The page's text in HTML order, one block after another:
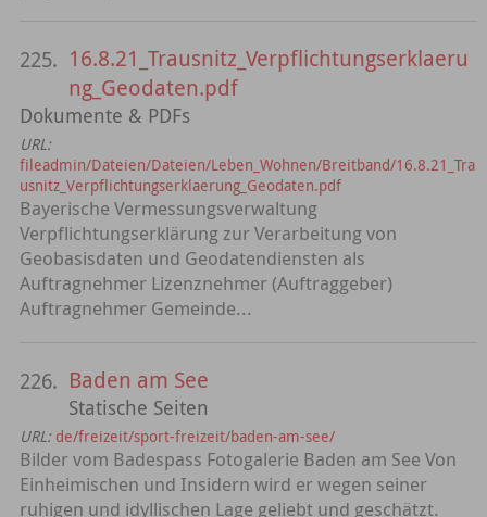
225. 16.8.21_Trausnitz_Verpflichtungserklaeru
ng_Geodaten.pdf
Dokumente & PDFs
URL:
fileadmin/Dateien/Dateien/Leben_Wohnen/Breitband/16.8.21_Tra
usnitz_Verpflichtungserklaerung_Geodaten.pdf
Bayerische Vermessungsverwaltung
Verpflichtungserklärung zur Verarbeitung von
Geobasisdaten und Geodatendiensten als
Auftragnehmer Lizenznehmer (Auftraggeber)
Auftragnehmer Gemeinde...
226. Baden am See
Statische Seiten
URL: de/freizeit/sport-freizeit/baden-am-see/
Bilder vom Badespass Fotogalerie Baden am See Von
Einheimischen und Insidern wird er wegen seiner
ruhigen und idyllischen Lage geliebt und geschätzt.